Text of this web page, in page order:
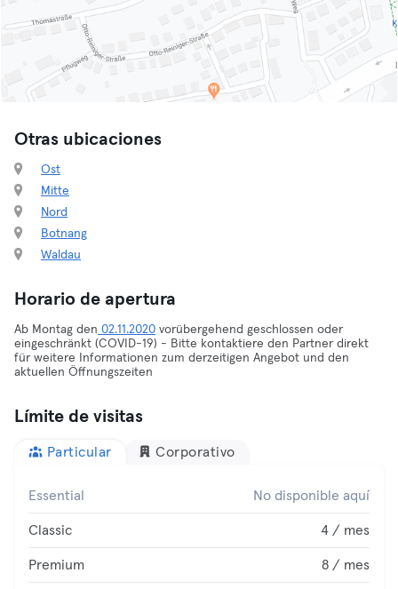
Otras ubicaciones
Ost
Mitte
Nord
Botnang
Waldau
Horario de apertura
Ab Montag den 02.11.2020 vorübergehend geschlossen oder
eingeschränkt (COVID-19) - Bitte kontaktiere den Partner direkt
für weitere Informationen zum derzeitigen Angebot und den
aktuellen Öffnungszeiten
Límite de visitas
Particular Corporativo
Essential No disponible aquí
Classic 4 / mes
Premium 8 / mes